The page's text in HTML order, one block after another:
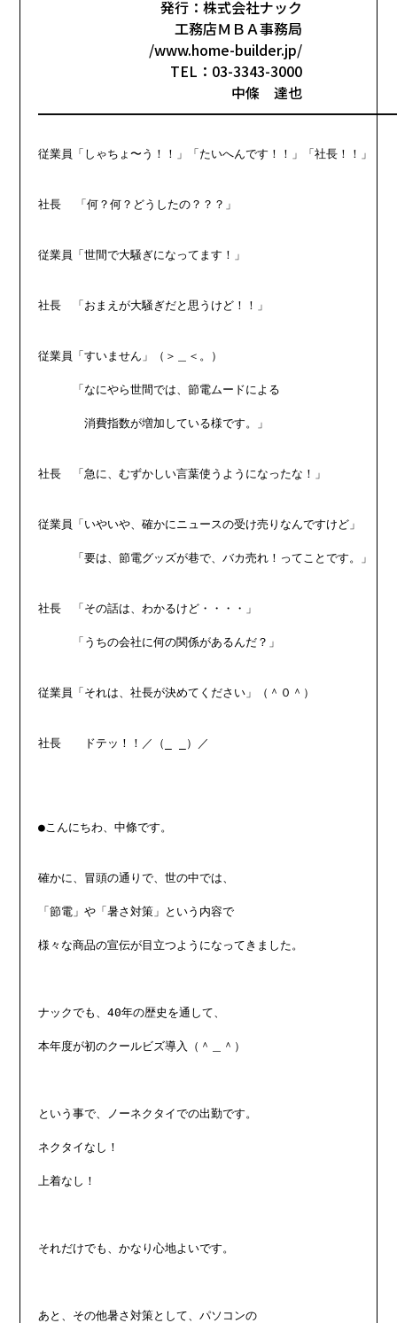
発行：株式会社ナック
工務店ＭＢＡ事務局
/www.home-builder.jp/
TEL：03-3343-3000
中條 達也
従業員「しゃちょ〜う！！」「たいへんです！！」「社長！！」
社長  「何？何？どうしたの？？？」
従業員「世間で大騒ぎになってます！」
社長　「おまえが大騒ぎだと思うけど！！」
従業員「すいません」（＞＿＜。）
「なにやら世間では、節電ムードによる
消費指数が増加している様です。」
社長　「急に、むずかしい言葉使うようになったな！」
従業員「いやいや、確かにニュースの受け売りなんですけど」
「要は、節電グッズが巷で、バカ売れ！ってことです。」
社長　「その話は、わかるけど・・・・」
「うちの会社に何の関係があるんだ？」
従業員「それは、社長が決めてください」（＾０＾）
社長　　ドテッ！！／（_ _）／
●こんにちわ、中條です。
確かに、冒頭の通りで、世の中では、
「節電」や「暑さ対策」という内容で
様々な商品の宣伝が目立つようになってきました。
ナックでも、40年の歴史を通して、
本年度が初のクールビズ導入（＾＿＾）
という事で、ノーネクタイでの出勤です。
ネクタイなし！
上着なし！
それだけでも、かなり心地よいです。
あと、その他暑さ対策として、パソコンの